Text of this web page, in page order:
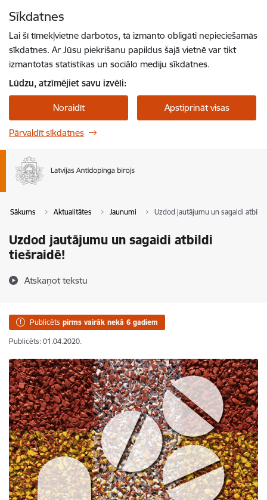
Sīkdatnes
Lai šī tīmekļvietne darbotos, tā izmanto obligāti nepieciešamās
sīkdatnes. Ar Jūsu piekrišanu papildus šajā vietnē var tikt
izmantotas statistikas un sociālo mediju sīkdatnes.
Lūdzu, atzīmējiet savu izvēli:
Noraidīt Apstiprināt visas
Pārvaldīt sīkdatnes
Sākums Aktualitātes Jaunumi Uzdod jautājumu un sagaidi
Uzdod jautājumu un sagaidi atbildi
tiešraidē!
Atskaņot tekstu
Publicēts pirms vairāk nekā 6 gadiem
Publicēts: 01.04.2020.